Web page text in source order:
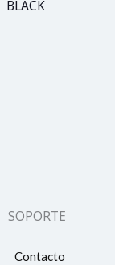
SOPORTE
Contacto